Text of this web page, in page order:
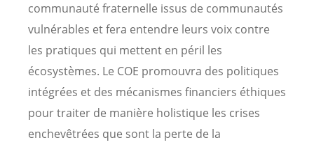
communauté fraternelle issus de communautés
vulnérables et fera entendre leurs voix contre
les pratiques qui mettent en péril les
écosystèmes. Le COE promouvra des politiques
intégrées et des mécanismes financiers éthiques
pour traiter de manière holistique les crises
enchevêtrées que sont la perte de la